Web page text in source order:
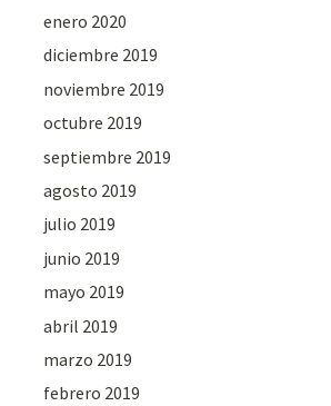
enero 2020
diciembre 2019
noviembre 2019
octubre 2019
septiembre 2019
agosto 2019
julio 2019
junio 2019
mayo 2019
abril 2019
marzo 2019
febrero 2019